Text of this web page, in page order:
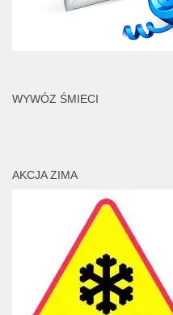
WYWÓZ ŚMIECI
AKCJA ZIMA